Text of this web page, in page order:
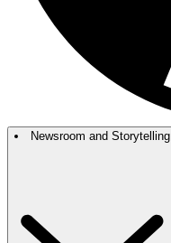
Newsroom and Storytelling